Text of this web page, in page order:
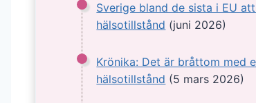
Sverige bland de sista i EU
hälsotillstånd (juni 2026)
Krönika: Det är bråttom med
hälsotillstånd (5 mars 2026)